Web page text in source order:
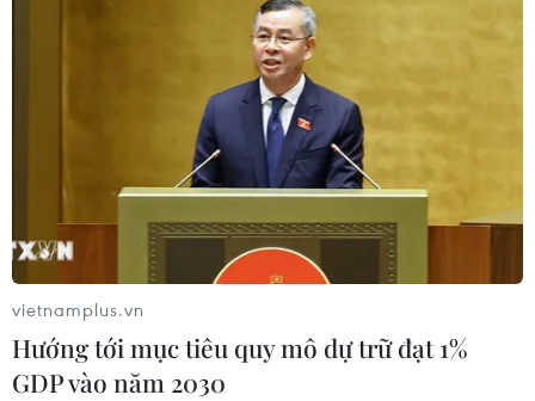
vietnamplus.vn
Hướng tới mục tiêu quy mô dự trữ đạt 1%
GDP vào năm 2030